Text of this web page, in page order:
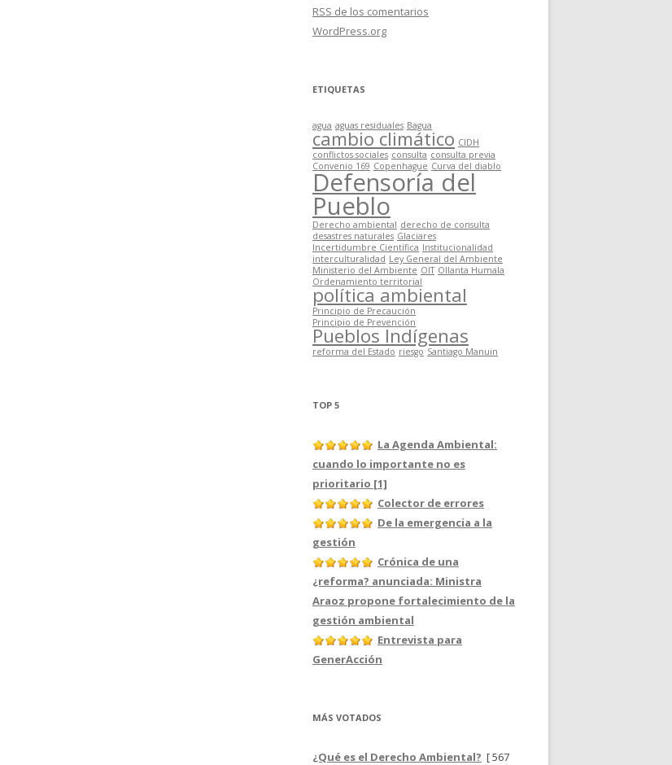
RSS de los comentarios
WordPress.org
ETIQUETAS
agua aguas residuales Bagua
cambio climático CIDH
conflictos sociales consulta consulta previa
Convenio 169 Copenhague Curva del diablo
Defensoría del
Pueblo
Derecho ambiental derecho de consulta
desastres naturales Glaciares
Incertidumbre Científica Institucionalidad
interculturalidad Ley General del Ambiente
Ministerio del Ambiente OIT Ollanta Humala
Ordenamiento territorial
política ambiental
Principio de Precaución
Principio de Prevención
Pueblos Indígenas
reforma del Estado riesgo Santiago Manuin
TOP 5
La Agenda Ambiental:
cuando lo importante no es
prioritario [1]
Colector de errores
De la emergencia a la
gestión
Crónica de una
¿reforma? anunciada: Ministra
Araoz propone fortalecimiento de la
gestión ambiental
Entrevista para
GenerAcción
MÁS VOTADOS
¿Qué es el Derecho Ambiental? [ 567